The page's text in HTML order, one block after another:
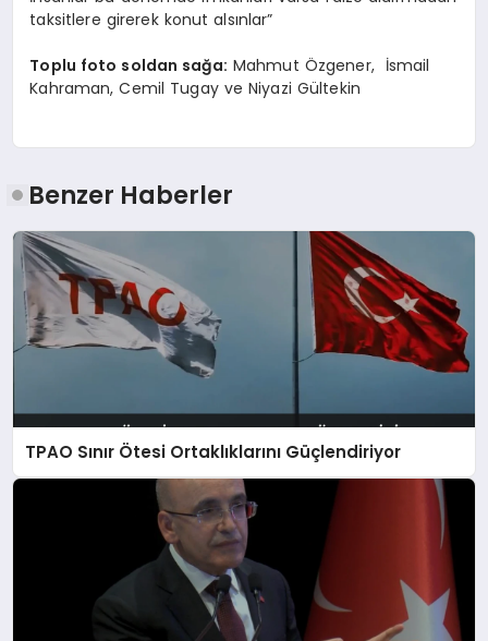
taksitlere girerek konut alsınlar”
Toplu foto soldan sağa: Mahmut Özgener, İsmail
Kahraman, Cemil Tugay ve Niyazi Gültekin
Benzer Haberler
TPAO Sınır Ötesi Ortaklıklarını Güçlendiriyor